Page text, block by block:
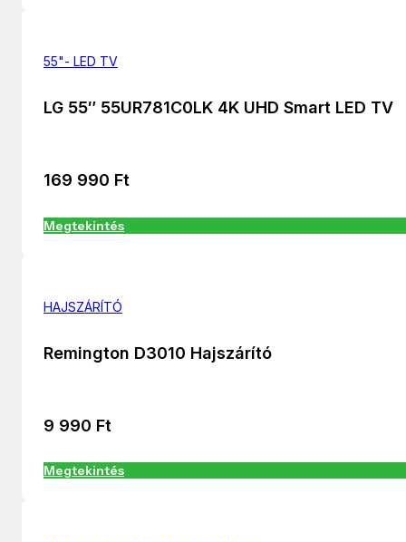
55"- LED TV
LG 55″ 55UR781C0LK 4K UHD Smart LED TV
169 990 Ft
Megtekintés
HAJSZÁRÍTÓ
Remington D3010 Hajszárító
9 990 Ft
Megtekintés